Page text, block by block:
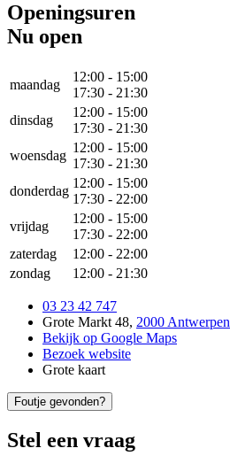
Openingsuren
Nu open
maandag
12:00 - 15:00
17:30 - 21:30
dinsdag
12:00 - 15:00
17:30 - 21:30
woensdag
12:00 - 15:00
17:30 - 21:30
donderdag
12:00 - 15:00
17:30 - 22:00
vrijdag
12:00 - 15:00
17:30 - 22:00
zaterdag
12:00 - 22:00
zondag
12:00 - 21:30
03 23 42 747
Grote Markt 48, 2000 Antwerpen
Bekijk op Google Maps
Bezoek website
Grote kaart
Foutje gevonden?
Stel een vraag